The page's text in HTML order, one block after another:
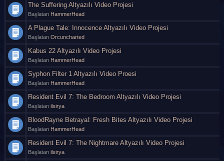
The Suffering Altyazılı Video Projesi
Başlatan HammerHead
A Plague Tale: Innocence Altyazılı Video Projesi
Başlatan Orcuncharted
Kabus 22 Altyazılı Video Projesi
Başlatan HammerHead
Syphon Filter 1 Altyazılı Video Proesi
Başlatan HammerHead
Resident Evil 7: The Bedroom Altyazılı Video Projesi
Başlatan ilsirya
BloodRayne Betrayal: Fresh Bites Altyazılı Video Projesi
Başlatan HammerHead
Resident Evil 7: The Nightmare Altyazılı Video Projesi
Başlatan ilsirya